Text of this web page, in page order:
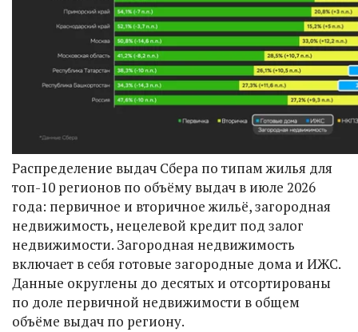
Распределение выдач Сбера по типам жилья для
топ-10 регионов по объёму выдач в июле 2026
года: первичное и вторичное жильё, загородная
недвижимость, нецелевой кредит под залог
недвижимости. Загородная недвижимость
включает в себя готовые загородные дома и ИЖС.
Данные округлены до десятых и отсортированы
по доле первичной недвижимости в общем
объёме выдач по региону.